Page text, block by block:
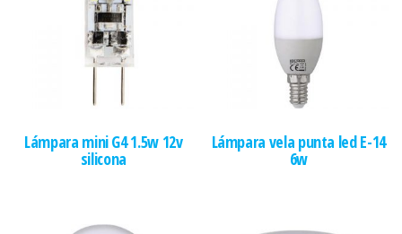
Lámpara mini G4 1.5w 12v
silicona
Lámpara vela punta led E-14
6w